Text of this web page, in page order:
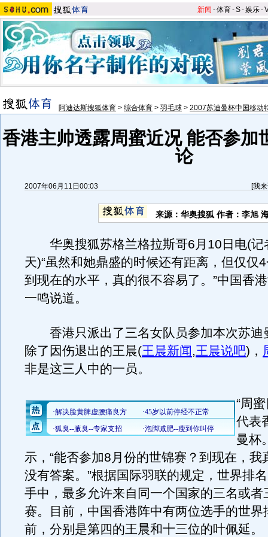
新闻 -体育-S-娱乐-
阿迪达斯搜狐体育 > 综合体育 > 羽毛球 > 2007苏迪曼杯中国移动
香港主帅透露周蜜近况 能否参加
论
2007年06月11日00:03 [我
来源：华奥搜狐 作者：李旭
华奥搜狐苏格兰格拉斯哥6月10日电(记
天)“虽然和她鼎盛的时候还有距离，但仅仅
到现在的水平，真的很不容易了。”中国香
一鸣说道。
香港只派出了三名女队员参加本次苏迪
除了因伤退出的王晨(王晨新闻,王晨说吧) ，
非是这三人中的一员。
“周
代表
曼杯
示，“能否参加8月份的世锦赛？到现在，我
没有答案。”根据国际羽联的规定，世界排
手中，最多允许来自同一个国家的三名或者
赛。目前，中国香港阵中有两位选手的世界
前，分别是第四的王晨和十三位的叶佩延。